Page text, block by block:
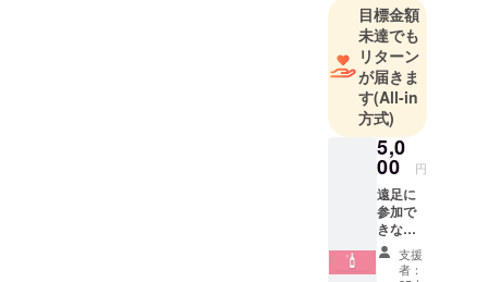
タイルを足
利から発信
していま
す。でも足
利ってどん
な所？って
方多いです
よね。他に
も古民家プ
ロジェク
ト、廃校プ
ロジェク
目標金額
未達でも
リターン
が届きま
す(All-in
方式)
5,0
00 円
遠足に
参加で
きない
方に
は、ワ
支援
者：